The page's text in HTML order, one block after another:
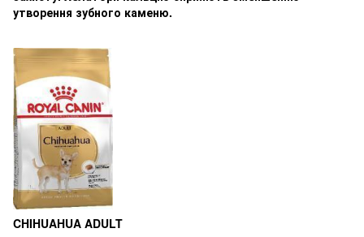
утворення зубного каменю.
CHIHUAHUA ADULT